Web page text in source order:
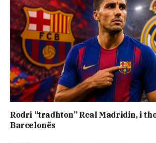
Rodri “tradhton” Real Madridin, i
Barcelonës